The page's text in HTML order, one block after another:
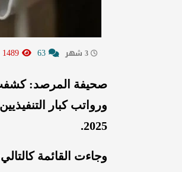
صحيفة المرصد: كشفت
2025.
وجاءت القائمة